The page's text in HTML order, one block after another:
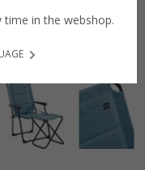
time in the webshop.